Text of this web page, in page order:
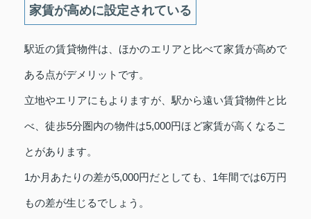
家賃が高めに設定されている
駅近の賃貸物件は、ほかのエリアと比べて家賃が高めで
ある点がデメリットです。
立地やエリアにもよりますが、駅から遠い賃貸物件と比
べ、徒歩5分圏内の物件は5,000円ほど家賃が高くなるこ
とがあります。
1か月あたりの差が5,000円だとしても、1年間では6万円
もの差が生じるでしょう。